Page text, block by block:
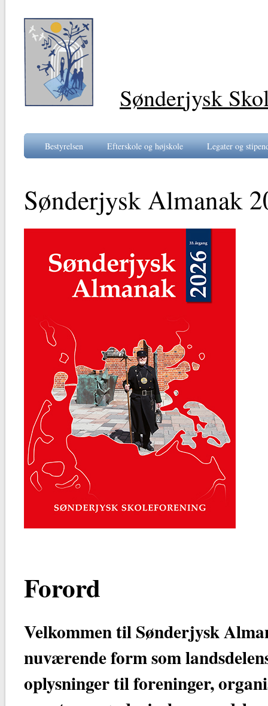
Sønderjysk
Bestyrelsen Efterskole og højskole Legater og
Sønderjysk Almanak
Forord
Velkommen til Sønderjysk
nuværende form som
oplysninger til foreninger,